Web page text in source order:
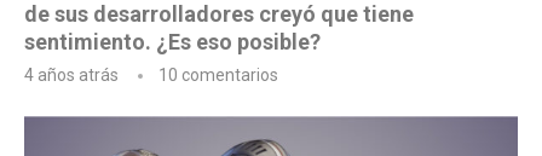
de sus desarrolladores creyó que tiene
sentimiento. ¿Es eso posible?
4 años atrás 10 comentarios